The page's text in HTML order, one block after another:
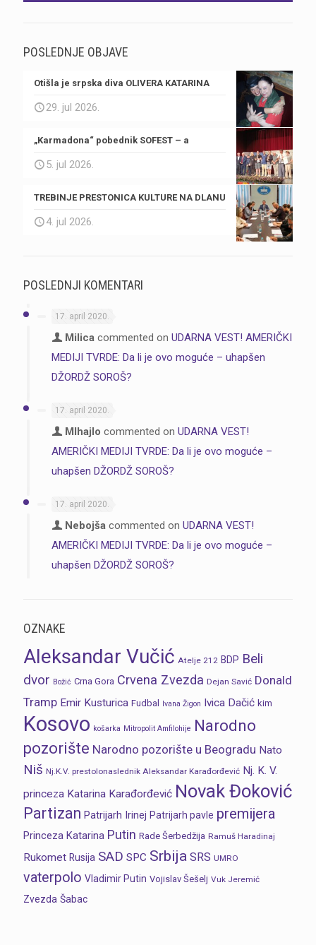
POSLEDNJE OBJAVE
Otišla je srpska diva OLIVERA KATARINA
29. jul 2026.
„Karmadona“ pobednik SOFEST – a
5. jul 2026.
TREBINJE PRESTONICA KULTURE NA DLANU
4. jul 2026.
POSLEDNJI KOMENTARI
17. april 2020.
Milica commented on UDARNA VEST! AMERIČKI
MEDIJI TVRDE: Da li je ovo moguće – uhapšen
DŽORDŽ SOROŠ?
17. april 2020.
MIhajlo commented on UDARNA VEST!
AMERIČKI MEDIJI TVRDE: Da li je ovo moguće –
uhapšen DŽORDŽ SOROŠ?
17. april 2020.
Nebojša commented on UDARNA VEST!
AMERIČKI MEDIJI TVRDE: Da li je ovo moguće –
uhapšen DŽORDŽ SOROŠ?
OZNAKE
Aleksandar Vučić Atelje 212 BDP Beli
dvor Božić Crna Gora Crvena Zvezda Dejan Savić Donald
Tramp Emir Kusturica Fudbal Ivana Žigon Ivica Dačić kim
Kosovo košarka Mitropolit Amfilohije Narodno
pozorište Narodno pozorište u Beogradu Nato
Niš Nj.K.V. prestolonaslednik Aleksandar Karađorđević Nj. K. V.
princeza Katarina Karađorđević Novak Đoković
Partizan Patrijarh Irinej Patrijarh pavle premijera
Princeza Katarina Putin Rade Šerbedžija Ramuš Haradinaj
Rukomet Rusija SAD SPC Srbija SRS UMRO
vaterpolo Vladimir Putin Vojislav Šešelj Vuk Jeremić
Zvezda Šabac